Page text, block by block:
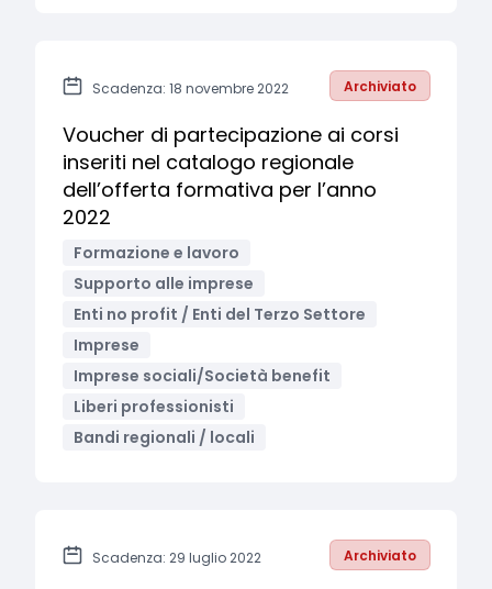
Scadenza: 18 novembre 2022 Archiviato
Voucher di partecipazione ai corsi
inseriti nel catalogo regionale
dell’offerta formativa per l’anno
2022
Formazione e lavoro
Supporto alle imprese
Enti no profit / Enti del Terzo Settore
Imprese
Imprese sociali/Società benefit
Liberi professionisti
Bandi regionali / locali
Scadenza: 29 luglio 2022 Archiviato